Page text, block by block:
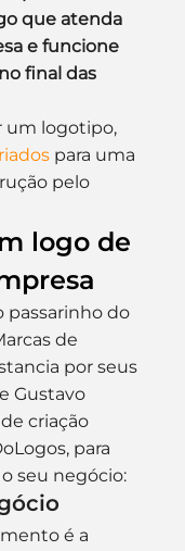
que atenda
e funcione
final das
um logotipo,
para uma
pelo
logo de
passarinho do
de
por seus
Gustavo
criação
para
seu negócio:
é a